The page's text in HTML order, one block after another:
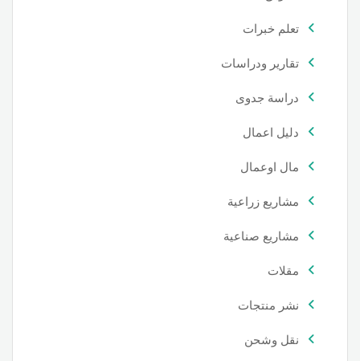
تعلم خبرات
تقارير ودراسات
دراسة جدوى
دليل اعمال
مال اوعمال
مشاريع زراعية
مشاريع صناعية
مقلات
نشر منتجات
نقل وشحن